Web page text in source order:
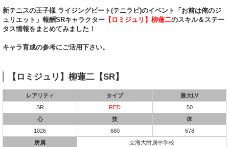
新テニスの王子様 ライジングビート(テニラビ)のイベント「お前は俺のジ
ュリエット」報酬SRキャラクター 【ロミジュリ】柳蓮二のスキル＆ステー
タス情報をまとめてみました！
キャラ育成の参考にご活用下さい。
【ロミジュリ】柳蓮二【SR】
レアリティ タイプ
最大LV
SR
RED
50
心
技
体
1026
680
678
所属
立海大附属中学校